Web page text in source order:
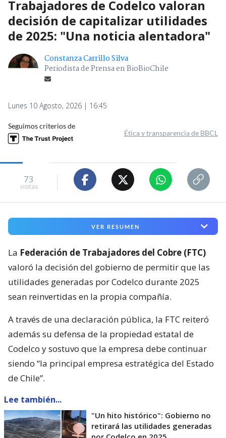
Trabajadores de Codelco valoran
decisión de capitalizar utilidades
de 2025: "Una noticia alentadora"
Constanza Carrillo Silva
Periodista de Prensa en BioBioChile
Lunes 10 Agosto, 2026 | 16:45
Seguimos criterios de
Ética y transparencia de BBCL
73
visitas
VER RESUMEN
La Federación de Trabajadores del Cobre (FTC)
valoró la decisión del gobierno de permitir que las
utilidades generadas por Codelco durante 2025
sean reinvertidas en la propia compañía.
A través de una declaración pública, la FTC reiteró
además su defensa de la propiedad estatal de
Codelco y sostuvo que la empresa debe continuar
siendo “la principal empresa estratégica del Estado
de Chile”.
Lee también...
"Un hito histórico": Gobierno no
retirará las utilidades generadas